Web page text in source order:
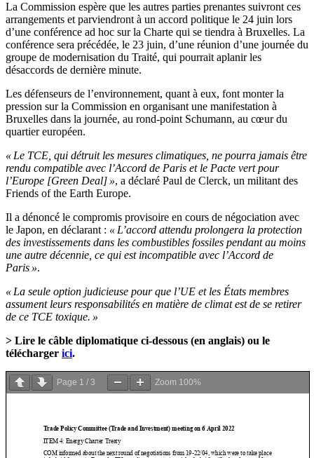
La Commission espère que les autres parties prenantes suivront ces
arrangements et parviendront à un accord politique le 24 juin lors
d’une conférence ad hoc sur la Charte qui se tiendra à Bruxelles. La
conférence sera précédée, le 23 juin, d’une réunion d’une journée du
groupe de modernisation du Traité, qui pourrait aplanir les
désaccords de dernière minute.
Les défenseurs de l’environnement, quant à eux, font monter la
pression sur la Commission en organisant une manifestation à
Bruxelles dans la journée, au rond-point Schumann, au cœur du
quartier européen.
« Le TCE, qui détruit les mesures climatiques, ne pourra jamais être
rendu compatible avec l’Accord de Paris et le Pacte vert pour
l’Europe [Green Deal] », a déclaré Paul de Clerck, un militant des
Friends of the Earth Europe.
Il a dénoncé le compromis provisoire en cours de négociation avec
le Japon, en déclarant : « L’accord attendu prolongera la protection
des investissements dans les combustibles fossiles pendant au moins
une autre décennie, ce qui est incompatible avec l’Accord de
Paris ».
« La seule option judicieuse pour que l’UE et les États membres
assument leurs responsabilités en matière de climat est de se retirer
de ce TCE toxique. »
> Lire le câble diplomatique ci-dessous (en anglais) ou le
télécharger ici.
Page 1 / 3 Zoom 100%